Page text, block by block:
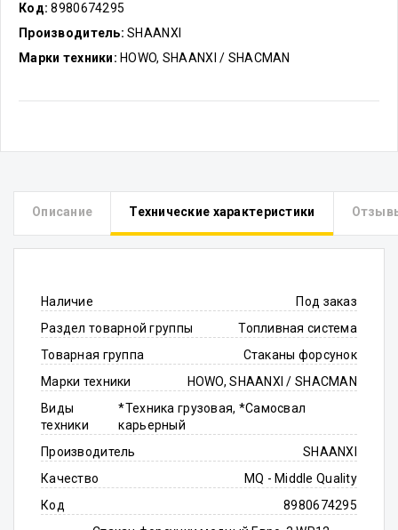
Код: 8980674295
Производитель: SHAANXI
Марки техники: HOWO, SHAANXI / SHACMAN
Описание Технические характеристики
Наличие
Под заказ
Раздел товарной группы
Топливная система
Товарная группа
Стаканы форсунок
Марки техники
HOWO, SHAANXI / SHACMAN
Виды
техники
*Техника грузовая, *Самосвал
карьерный
Производитель
SHAANXI
Качество
MQ - Middle Quality
Код
8980674295